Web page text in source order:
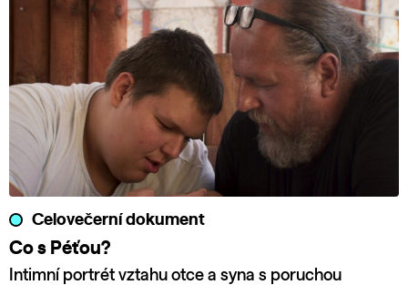
Celovečerní dokument
Co s Péťou?
Intimní portrét vztahu otce a syna s poruchou